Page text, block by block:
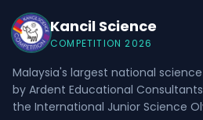
Kancil Science
COMPETITION 2026
Malaysia's largest national
by Ardent Educational
the International Junior Science